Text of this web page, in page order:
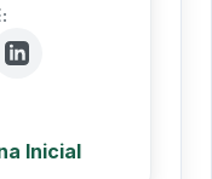
Inicial